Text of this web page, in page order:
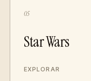
05
Star Wars
EXPLORAR